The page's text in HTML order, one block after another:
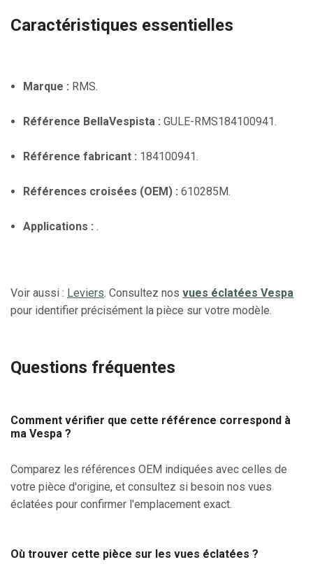
Caractéristiques essentielles
Marque : RMS.
Référence BellaVespista : GULE-RMS184100941.
Référence fabricant : 184100941.
Références croisées (OEM) : 610285M.
Applications : .
Voir aussi : Leviers. Consultez nos vues éclatées Vespa
pour identifier précisément la pièce sur votre modèle.
Questions fréquentes
Comment vérifier que cette référence correspond à
ma Vespa ?
Comparez les références OEM indiquées avec celles de
votre pièce d'origine, et consultez si besoin nos vues
éclatées pour confirmer l'emplacement exact.
Où trouver cette pièce sur les vues éclatées ?